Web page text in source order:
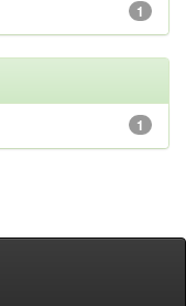
1
1